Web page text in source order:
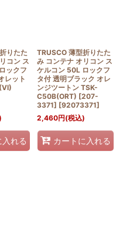
りたた
コン ス
ックフ
レット
れる
TRUSCO 薄型折りたた
み コンテナ オリコン ス
ケルコン 50L ロックフ
タ付 透明ブラック オレ
ンジツートン TSK-
C50B(ORT) [207-
3371] [92073371]
2,460円(税込)
カートに入れる